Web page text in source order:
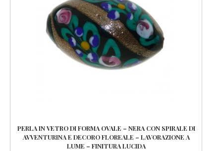
PERLA IN VETRO DI FORMA OVALE – NERA CON SPIRALE DI
AVVENTURINA E DECORO FLOREALE – LAVORAZIONE A
LUME – FINITURA LUCIDA